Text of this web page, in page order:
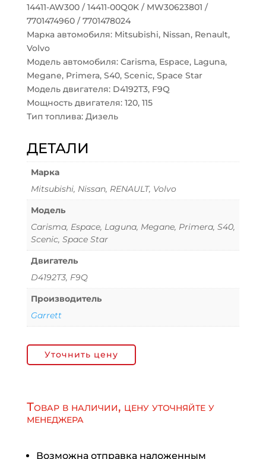
14411-AW300 / 14411-00Q0K / MW30623801 /
7701474960 / 7701478024
Марка автомобиля: Mitsubishi, Nissan, Renault,
Volvo
Модель автомобиля: Carisma, Espace, Laguna,
Megane, Primera, S40, Scenic, Space Star
Модель двигателя: D4192T3, F9Q
Мощность двигателя: 120, 115
Тип топлива: Дизель
ДЕТАЛИ
Марка
Mitsubishi, Nissan, RENAULT, Volvo
Модель
Carisma, Espace, Laguna, Megane, Primera, S40,
Scenic, Space Star
Двигатель
D4192T3, F9Q
Производитель
Garrett
Уточнить цену
Товар в наличии, цену уточняйте у
менеджера
Возможна отправка наложенным